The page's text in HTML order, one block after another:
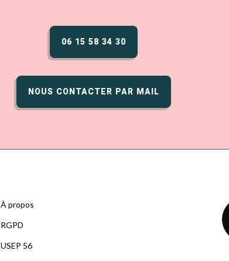
06 15 58 34 30
NOUS CONTACTER PAR MAIL
À propos
RGPD
USEP 56